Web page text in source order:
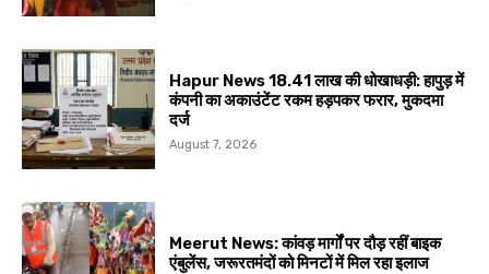
Hapur News 18.41 लाख की धोखाधड़ी: हापुड़ में
कंपनी का अकाउंटेंट रकम हड़पकर फरार, मुकदमा
दर्ज
August 7, 2026
Meerut News: कांवड़ मार्गों पर दौड़ रहीं बाइक
एंबुलेंस, जरूरतमंदों को मिनटों में मिल रहा इलाज